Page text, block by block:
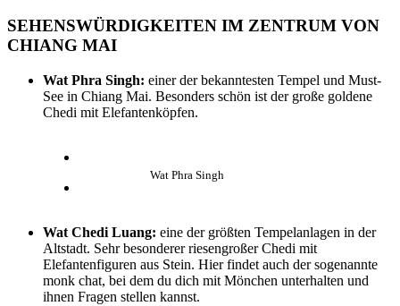
SEHENSWÜRDIGKEITEN IM ZENTRUM VON
CHIANG MAI
Wat Phra Singh: einer der bekanntesten Tempel und Must-
See in Chiang Mai. Besonders schön ist der große goldene
Chedi mit Elefantenköpfen.
Wat Phra Singh
Wat Chedi Luang: eine der größten Tempelanlagen in der
Altstadt. Sehr besonderer riesengroßer Chedi mit
Elefantenfiguren aus Stein. Hier findet auch der sogenannte
monk chat, bei dem du dich mit Mönchen unterhalten und
ihnen Fragen stellen kannst.